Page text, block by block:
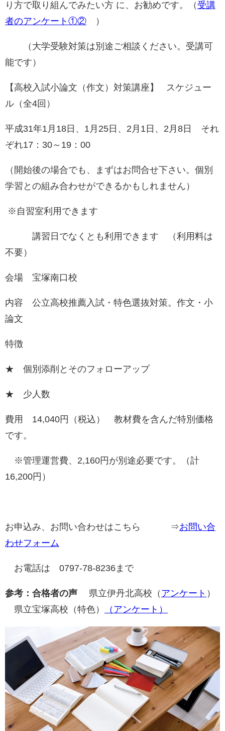
り方で取り組んでみたい方 に、お勧めです。（ 受講
者のアンケート①② ）
（大学受験対策は別途ご相談ください。受講可
能です）
【高校入試小論文（作文）対策講座】 スケジュー
ル（全4回）
平成31年1月18日、1月25日、2月1日、2月8日 それ
ぞれ17：30～19：00
（開始後の場合でも、まずはお問合せ下さい。個別
学習との組み合わせができるかもしれません）
※自習室利用できます
講習日でなくとも利用できます （利用料は
不要）
会場 宝塚南口校
内容 公立高校推薦入試・特色選抜対策。作文・小
論文
特徴
★ 個別添削とそのフォローアップ
★ 少人数
費用 14,040円（税込） 教材費を含んだ特別価格
です。
※管理運営費、2,160円が別途必要です。（計
16,200円）
お申込み、お問い合わせはこちら ⇒お問い合
わせフォーム
お電話は 0797-78-8236まで
参考：合格者の声 県立伊丹北高校（ アンケート ）
県立宝塚高校（特色）
（アンケート）